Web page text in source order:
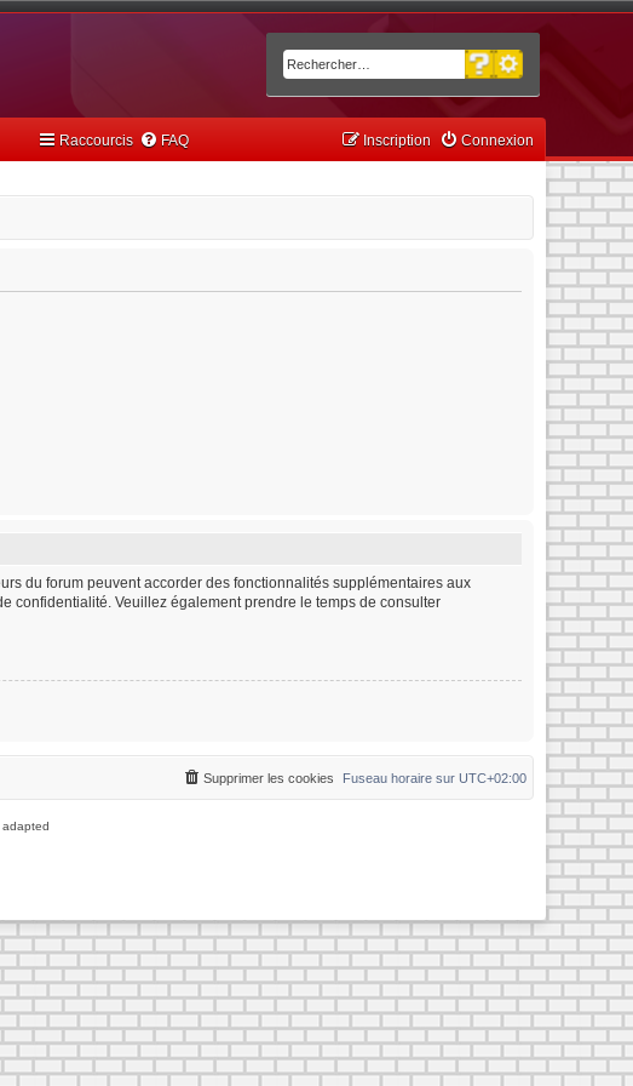
Rechercher
Recherche avancée
Raccourcis FAQ Connexion
Inscription
du forum peuvent accorder des fonctionnalités supplémentaires aux
confidentialité. Veuillez également prendre le temps de consulter
Fuseau horaire sur UTC+02:00
Supprimer les cookies
adapted